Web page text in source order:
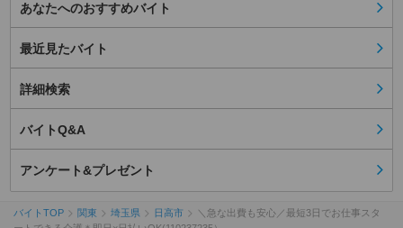
あなたへのおすすめバイト
最近見たバイト
詳細検索
バイトQ&A
アンケート&プレゼント
バイトTOP 関東 埼玉県 日高市
＼急な出費も安心／最短3日でお仕事スタ